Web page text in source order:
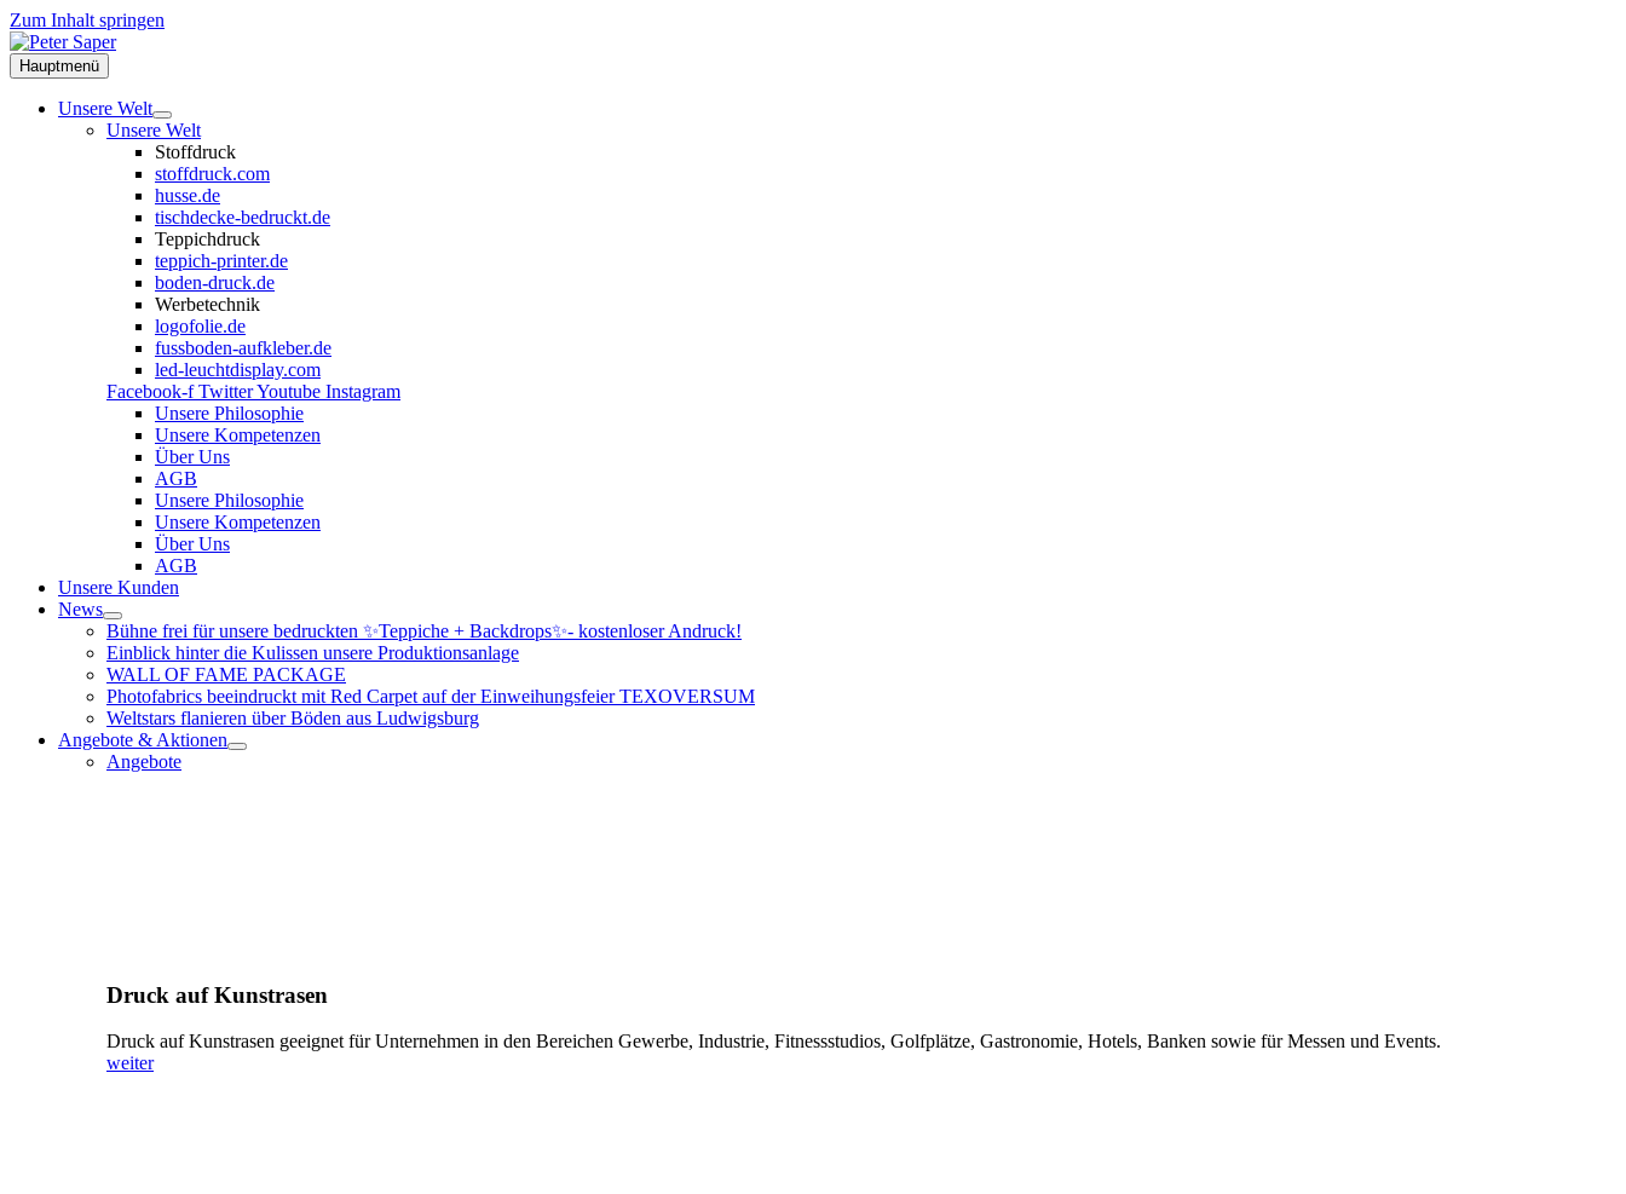
Zum Inhalt springen
Hauptmenü
Unsere Welt
Unsere Welt
Stoffdruck
stoffdruck.com
husse.de
tischdecke-bedruckt.de
Teppichdruck
teppich-printer.de
boden-druck.de
Werbetechnik
logofolie.de
fussboden-aufkleber.de
led-leuchtdisplay.com
Facebook-f TwitterYoutube Instagram
Unsere Philosophie
Unsere Kompetenzen
Über Uns
AGB
Unsere Philosophie
Unsere Kompetenzen
Über Uns
AGB
Unsere Kunden
News
Bühne frei für unsere bedruckten ✨Teppiche + Backdrops✨- kostenloser Andruck!
Einblick hinter die Kulissen unsere Produktionsanlage
WALL OF FAME PACKAGE
Photofabrics beeindruckt mit Red Carpet auf der Einweihungsfeier TEXOVERSUM
Weltstars flanieren über Böden aus Ludwigsburg
Angebote & Aktionen
Angebote
Druck auf Kunstrasen
Druck auf Kunstrasen geeignet für Unternehmen in den Bereichen Gewerbe, Industrie, Fitnessstudios, Golfplätze, Gastronomie, Hotels, Banken sowie für Messen und Events.
weiter